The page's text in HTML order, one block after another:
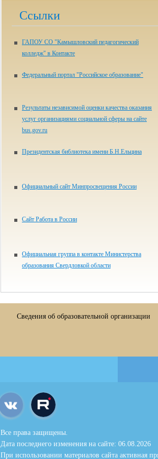
Ссылки
ГАПОУ СО "Камышловский педагогический
колледж" в Контакте
Федеральный портал "Российское образование"
Результаты независимой оценки качества оказания
услуг организациями социальной сферы на сайте
bus.gov.ru
Президентская библиотека имени Б.Н.Ельцина
Официальный сайт Минпросвещения России
Сайт Работа в России
Официальная группа в контакте Министерства
образования Свердловкой области
Сведения об образовательной организации
Все права защищены.
Дата последнего изменения на сайте: 06.08.2026
При использовании материалов сайта активная